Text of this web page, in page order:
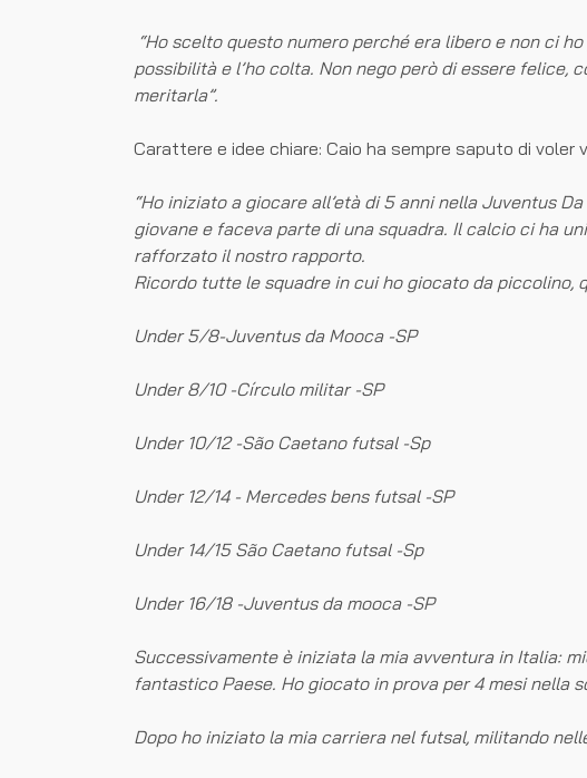
“Ho scelto questo numero perché era libero e non ci
possibilità e l’ho colta. Non nego però di essere felice,
meritarla”.
Carattere e idee chiare: Caio ha sempre saputo di
“Ho iniziato a giocare all’età di 5 anni nella Juventus
giovane e faceva parte di una squadra. Il calcio ci ha
rafforzato il nostro rapporto.
Ricordo tutte le squadre in cui ho giocato da piccolino,
Under 5/8-Juventus da Mooca -SP
Under 8/10 -Círculo militar -SP
Under 10/12 -São Caetano futsal -Sp
Under 12/14 - Mercedes bens futsal -SP
Under 14/15 São Caetano futsal -Sp
Under 16/18 -Juventus da mooca -SP
Successivamente è iniziata la mia avventura in Italia:
fantastico Paese. Ho giocato in prova per 4 mesi nella
Dopo ho iniziato la mia carriera nel futsal, militando